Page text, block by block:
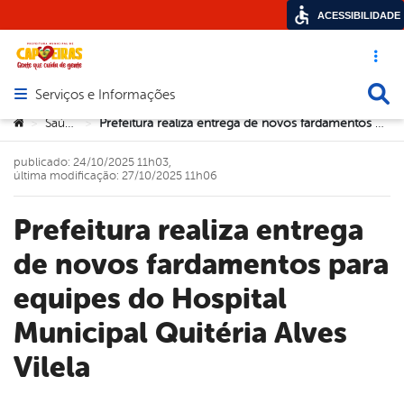
Acesso
Abrir menu principal de navegação
Serviços e Informações
Você está aqui:
> Saúde > Prefeitura realiza entrega de novos fardamentos para equipes do Hospital Municipal Quitéria Alves Vilela
Prefeitura realiza entrega
de novos fardamentos para
equipes do Hospital
Municipal Quitéria Alves
Vilela
publicado: 24/10/2025 11h03,
última modificação: 27/10/2025 11h06
ACESSIBILIDADE